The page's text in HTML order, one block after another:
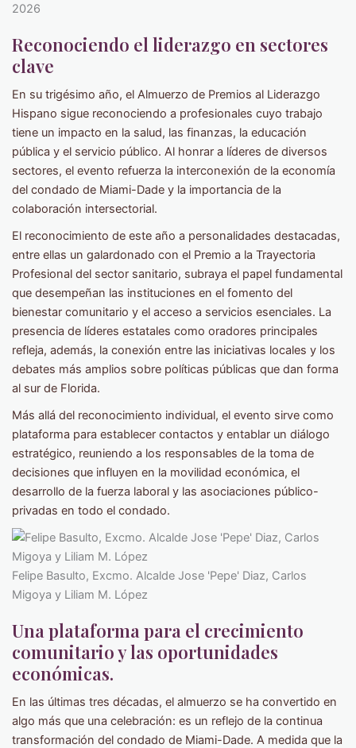
2026
Reconociendo el liderazgo en sectores
clave
En su trigésimo año, el Almuerzo de Premios al Liderazgo
Hispano sigue reconociendo a profesionales cuyo trabajo
tiene un impacto en la salud, las finanzas, la educación
pública y el servicio público. Al honrar a líderes de diversos
sectores, el evento refuerza la interconexión de la economía
del condado de Miami-Dade y la importancia de la
colaboración intersectorial.
El reconocimiento de este año a personalidades destacadas,
entre ellas un galardonado con el Premio a la Trayectoria
Profesional del sector sanitario, subraya el papel fundamental
que desempeñan las instituciones en el fomento del
bienestar comunitario y el acceso a servicios esenciales. La
presencia de líderes estatales como oradores principales
refleja, además, la conexión entre las iniciativas locales y los
debates más amplios sobre políticas públicas que dan forma
al sur de Florida.
Más allá del reconocimiento individual, el evento sirve como
plataforma para establecer contactos y entablar un diálogo
estratégico, reuniendo a los responsables de la toma de
decisiones que influyen en la movilidad económica, el
desarrollo de la fuerza laboral y las asociaciones público-
privadas en todo el condado.
Felipe Basulto, Excmo. Alcalde Jose 'Pepe' Diaz, Carlos
Migoya y Liliam M. López
Una plataforma para el crecimiento
comunitario y las oportunidades
económicas.
En las últimas tres décadas, el almuerzo se ha convertido en
algo más que una celebración: es un reflejo de la continua
transformación del condado de Miami-Dade. A medida que la